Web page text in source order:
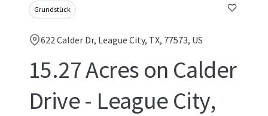
Grundstück
622 Calder Dr, League City, TX, 77573, US
15.27 Acres on Calder
Drive - League City,